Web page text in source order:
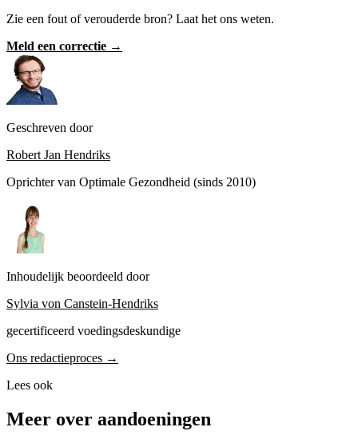
Zie een fout of verouderde bron? Laat het ons weten.
Meld een correctie →
Geschreven door
Robert Jan Hendriks
Oprichter van Optimale Gezondheid (sinds 2010)
Inhoudelijk beoordeeld door
Sylvia von Canstein-Hendriks
gecertificeerd voedingsdeskundige
Ons redactieproces →
Lees ook
Meer over aandoeningen